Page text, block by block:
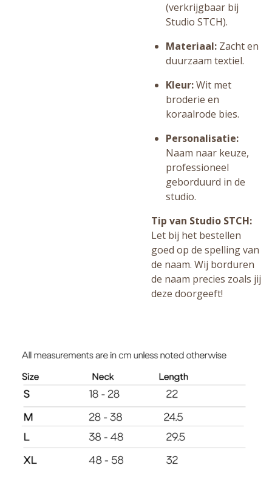
(verkrijgbaar bij
Studio STCH).
Materiaal: Zacht en
duurzaam textiel.
Kleur:Wit met
broderie en
koraalrode bies.
Personalisatie:
Naam naar keuze,
professioneel
geborduurd in de
studio.
Tip van Studio STCH:
Let bij het bestellen
goed op de spelling van
de naam. Wij borduren
de naam precies zoals jij
deze doorgeeft!